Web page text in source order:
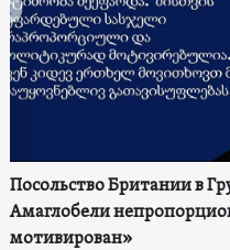
Посольство Британии в
Амаглобели
мотивирован»